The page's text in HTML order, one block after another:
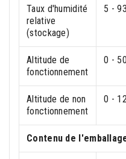
Taux d'humidité
relative
(stockage)
5 -
Altitude de
fonctionnement
0 -
Altitude de non
fonctionnement
0 -
Contenu de